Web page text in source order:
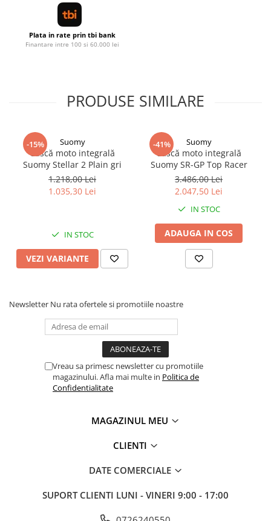
Plata in rate prin tbi bank
Finantare intre 100 si 60.000 lei
PRODUSE SIMILARE
-15% Suomy
Cască moto integrală
Suomy Stellar 2 Plain gri
1.218,00 Lei
1.035,30 Lei
IN STOC
VEZI VARIANTE
-41% Suomy
Cască moto integrală
Suomy SR-GP Top Racer
3.486,00 Lei
2.047,50 Lei
IN STOC
ADAUGA IN COS
Newsletter Nu rata ofertele si promotiile noastre
Vreau sa primesc newsletter cu promotiile
magazinului. Afla mai multe in Politica de
Confidentialitate
MAGAZINUL MEU
CLIENTI
DATE COMERCIALE
SUPORT CLIENTI LUNI - VINERI 9:00 - 17:00